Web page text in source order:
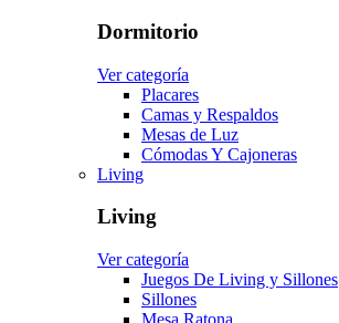
Dormitorio
Ver categoría
Placares
Camas y Respaldos
Mesas de Luz
Cómodas Y Cajoneras
Living
Living
Ver categoría
Juegos De Living y Sillones
Sillones
Mesa Ratona